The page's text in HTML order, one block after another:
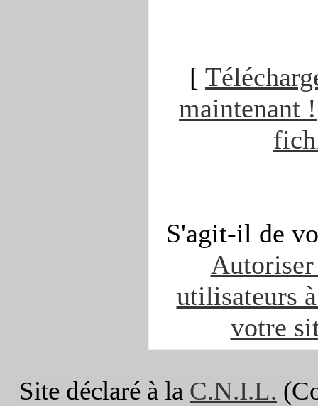
[
maintenant !
S'agit-il de
Autoriser
utilisateurs
votre
Site déclaré à la C.N.I.L.